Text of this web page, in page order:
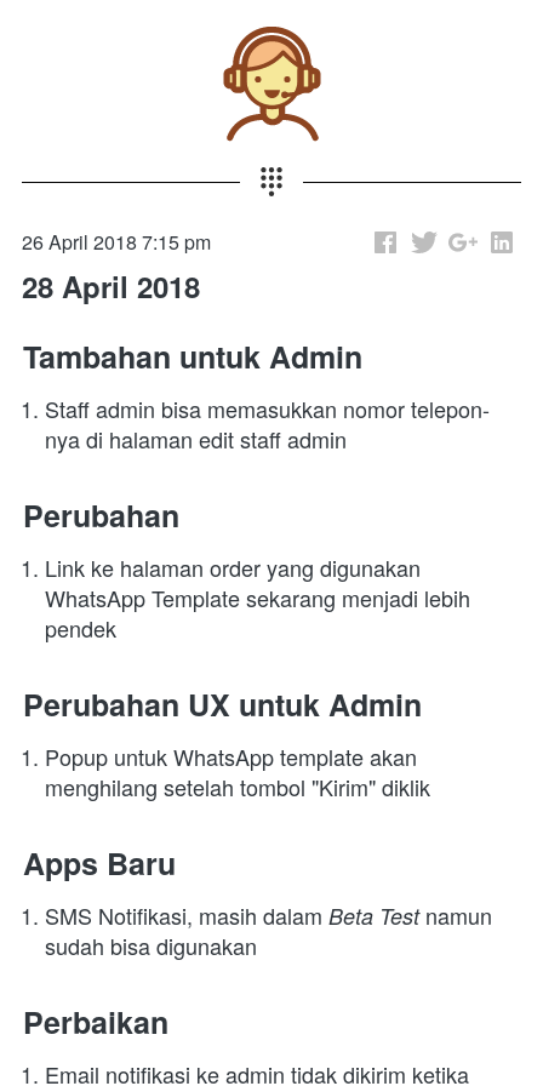
26 April 2018 7:15 pm
28 April 2018
Tambahan untuk Admin
Staff admin bisa memasukkan nomor telepon-
nya di halaman edit staff admin
Perubahan
Link ke halaman order yang digunakan
WhatsApp Template sekarang menjadi lebih
pendek
Perubahan UX untuk Admin
Popup untuk WhatsApp template akan
menghilang setelah tombol "Kirim" diklik
Apps Baru
SMS Notifikasi, masih dalam Beta Test namun
sudah bisa digunakan
Perbaikan
Email notifikasi ke admin tidak dikirim ketika